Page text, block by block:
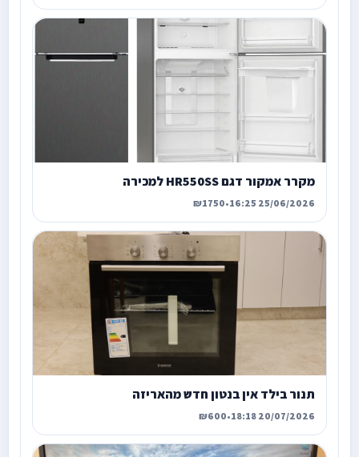
מקרר אמקור דגם HR550SS למכירה
25/06/2026 16:25
•
₪1750
תנור בילד אין בנטון חדש מהאריזה
20/07/2026 18:18
•
₪600